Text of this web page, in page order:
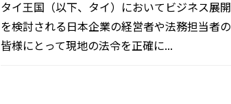
タイ王国（以下、タイ）においてビジネス展開
を検討される日本企業の経営者や法務担当者の
皆様にとって現地の法令を正確に...